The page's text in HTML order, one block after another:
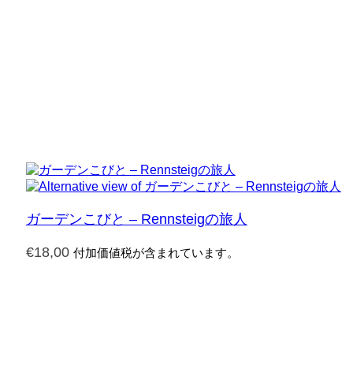
ガーデンこびと – Rennsteigの旅人
€18,00 付加価値税が含まれています。